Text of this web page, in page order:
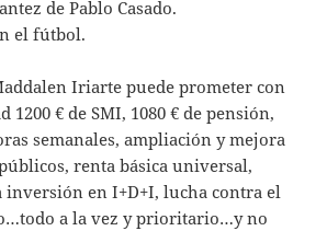
de Pablo Casado.
el fútbol.
Iriarte puede prometer con
€ de SMI, 1080 € de pensión,
semanales, ampliación y mejora
renta básica universal,
inversión en I+D+I, lucha contra el
a la vez y prioritario…y no